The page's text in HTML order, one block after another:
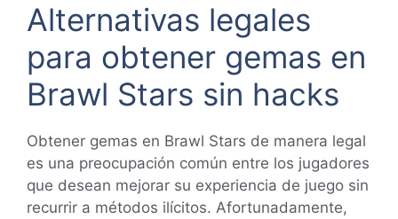
Alternativas legales
para obtener gemas en
Brawl Stars sin hacks
Obtener gemas en Brawl Stars de manera legal
es una preocupación común entre los jugadores
que desean mejorar su experiencia de juego sin
recurrir a métodos ilícitos. Afortunadamente,